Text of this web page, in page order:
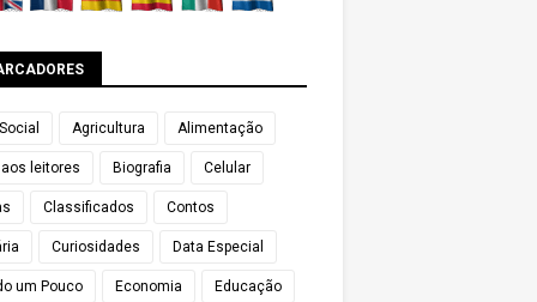
Agricultura Alimentação
leitores Biografia Celular
Classificados Contos
Curiosidades Data Especial
um Pouco Economia Educação